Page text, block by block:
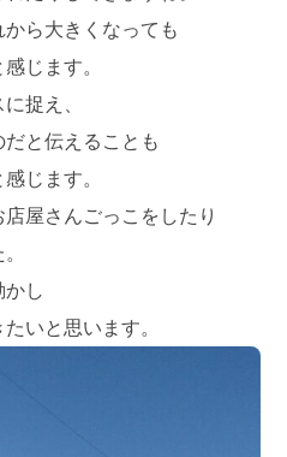
ら大きくなっても
じます。
捉え、
と伝えることも
じます。
屋さんごっこをしたり
かし
いと思います。